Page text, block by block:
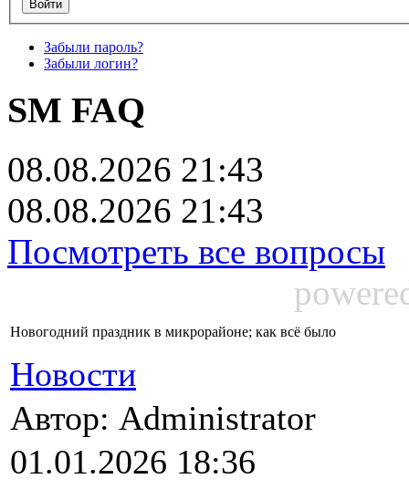
Забыли пароль?
Забыли логин?
SM FAQ
08.08.2026 21:43
08.08.2026 21:43
Посмотреть все вопросы
Новогодний праздник в микрорайоне; как всё было
Новости
Автор: Administrator
01.01.2026 18:36